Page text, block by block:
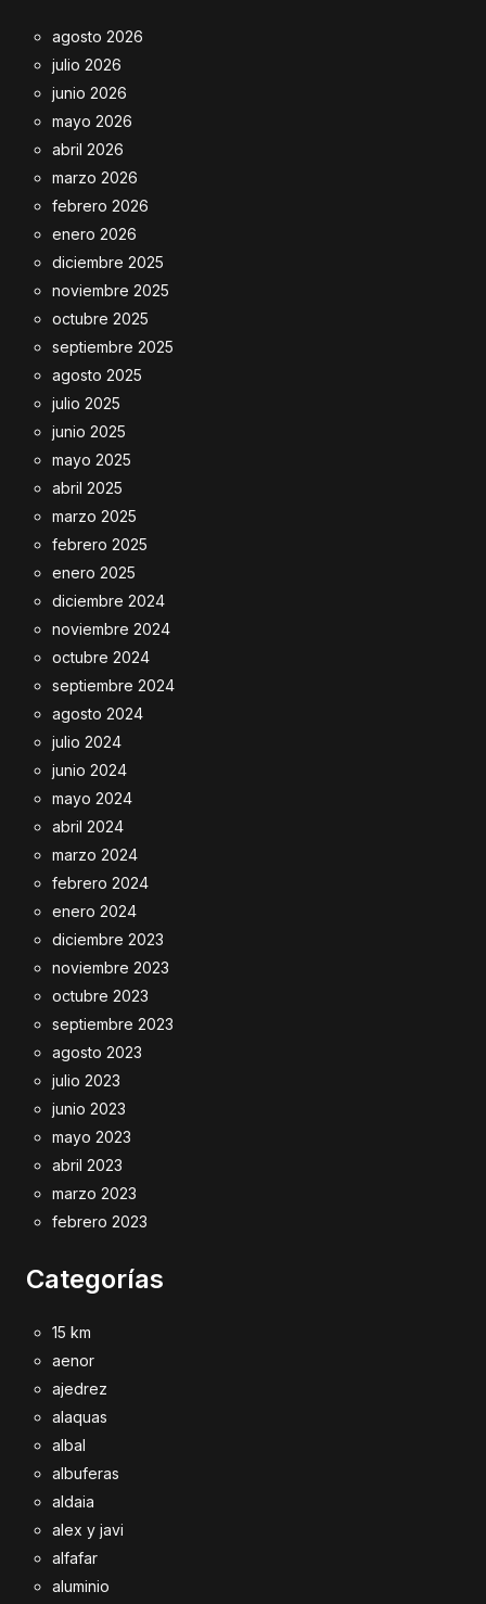
agosto 2026
julio 2026
junio 2026
mayo 2026
abril 2026
marzo 2026
febrero 2026
enero 2026
diciembre 2025
noviembre 2025
octubre 2025
septiembre 2025
agosto 2025
julio 2025
junio 2025
mayo 2025
abril 2025
marzo 2025
febrero 2025
enero 2025
diciembre 2024
noviembre 2024
octubre 2024
septiembre 2024
agosto 2024
julio 2024
junio 2024
mayo 2024
abril 2024
marzo 2024
febrero 2024
enero 2024
diciembre 2023
noviembre 2023
octubre 2023
septiembre 2023
agosto 2023
julio 2023
junio 2023
mayo 2023
abril 2023
marzo 2023
febrero 2023
Categorías
15 km
aenor
ajedrez
alaquas
albal
albuferas
aldaia
alex y javi
alfafar
aluminio